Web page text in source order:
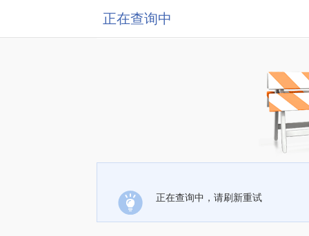
正在查询中
正在查询中，请刷新重试